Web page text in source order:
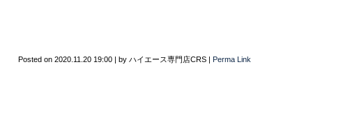
Posted on 2020.11.20 19:00 | by ハイエース専門店CRS | Perma Link